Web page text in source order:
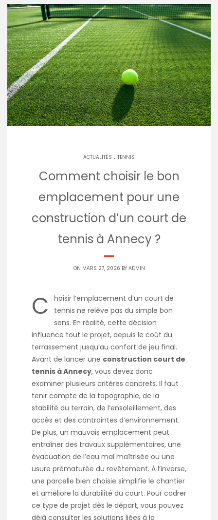
ACTUALITÉS . TENNIS
Comment choisir le bon
emplacement pour une
construction d’un court de
tennis à Annecy ?
ON MARS 27, 2026 BY ADMIN
C
hoisir l’emplacement d’un court de
tennis ne relève pas du simple bon
sens. En réalité, cette décision
influence tout le projet, depuis le coût du
terrassement jusqu’au confort de jeu final.
Avant de lancer une construction court de
tennis à Annecy, vous devez donc
examiner plusieurs critères concrets. Il faut
tenir compte de la topographie, de la
stabilité du terrain, de l’ensoleillement, des
accès et des contraintes d’environnement.
De plus, un mauvais emplacement peut
entraîner des travaux supplémentaires, une
évacuation de l’eau mal maîtrisée ou une
usure prématurée du revêtement. À l’inverse,
une parcelle bien choisie simplifie le chantier
et améliore la durabilité du court. Pour cadrer
ce type de projet dès le départ, vous pouvez
déjà consulter les solutions liées à la